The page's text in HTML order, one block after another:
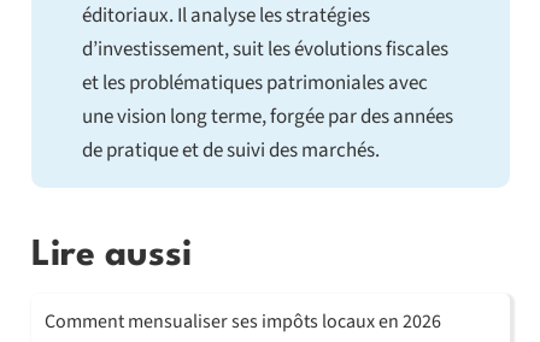
éditoriaux. Il analyse les stratégies
d’investissement, suit les évolutions fiscales
et les problématiques patrimoniales avec
une vision long terme, forgée par des années
de pratique et de suivi des marchés.
Lire aussi
Comment mensualiser ses impôts locaux en 2026